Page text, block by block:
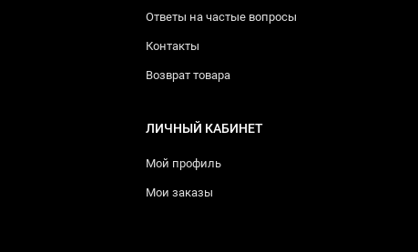
Ответы на частые вопросы
Контакты
Возврат товара
ЛИЧНЫЙ КАБИНЕТ
Мой профиль
Мои заказы